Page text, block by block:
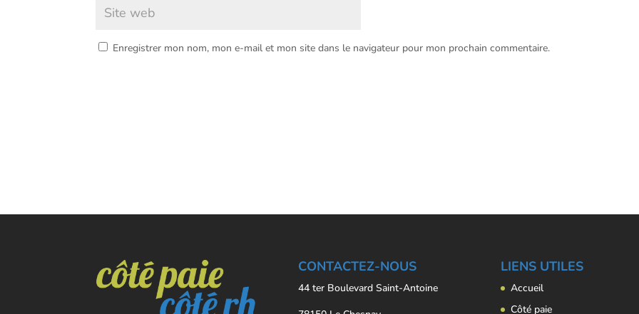
Enregistrer mon nom, mon e-mail et mon site dans le navigateur pour mon prochain commentaire.
CONTACTEZ-NOUS
44 ter Boulevard Saint-Antoine
LIENS UTILES
Accueil
Côté paie